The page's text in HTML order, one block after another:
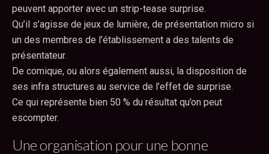
peuvent apporter avec un strip-tease surprise.
Qu’il s’agisse de jeux de lumière, de présentation micro si
un des membres de l’établissement a des talents de
présentateur.
De comique, ou alors également aussi, la disposition de
ses infra structures au service de l’effet de surprise.
Ce qui représente bien 50 % du résultat qu’on peut
escompter.
Une organisation pour une bonne